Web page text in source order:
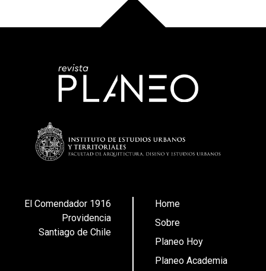
El Comendador 1916
Providencia
Santiago de Chile
Home
Sobre
Planeo Hoy
Planeo Academia